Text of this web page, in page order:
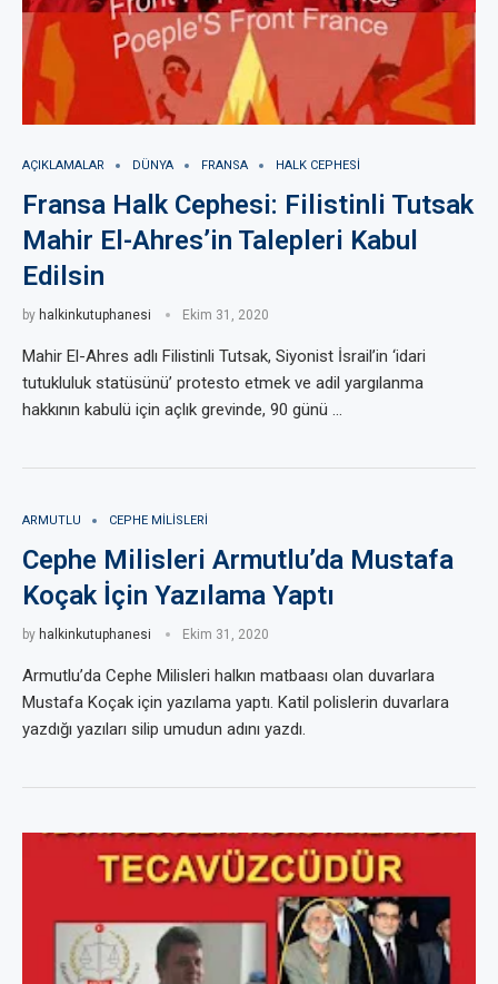
AÇIKLAMALAR DÜNYA FRANSA HALK CEPHESI
Fransa Halk Cephesi: Filistinli Tutsak
Mahir El-Ahres’in Talepleri Kabul
Edilsin
by halkinkutuphanesi Ekim 31, 2020
Mahir El-Ahres adlı Filistinli Tutsak, Siyonist İsrail’in ‘idari
tutukluluk statüsünü’ protesto etmek ve adil yargılanma
hakkının kabulü için açlık grevinde, 90 günü …
ARMUTLU CEPHE MILISLERI
Cephe Milisleri Armutlu’da Mustafa
Koçak İçin Yazılama Yaptı
by halkinkutuphanesi Ekim 31, 2020
Armutlu’da Cephe Milisleri halkın matbaası olan duvarlara
Mustafa Koçak için yazılama yaptı. Katil polislerin duvarlara
yazdığı yazıları silip umudun adını yazdı.